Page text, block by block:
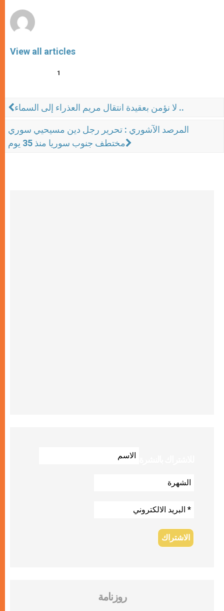
View all articles
1
لا نؤمن بعقيدة انتقال مريم العذراء إلى السماء ..
المرصد الآشوري : تحرير رجل دين مسيحيي سوري
مختطف جنوب سوريا منذ 35 يوم
روزنامة